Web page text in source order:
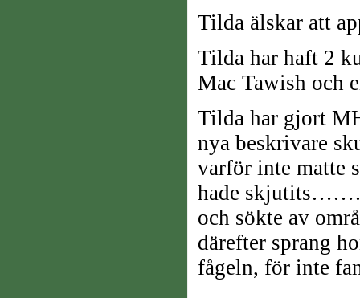
Tilda älskar att
Tilda har haft 2
Mac Tawish och
Tilda har gjort
nya beskrivare
varför inte matte
hade
och sökte av
därefter sprang
fågeln, för inte